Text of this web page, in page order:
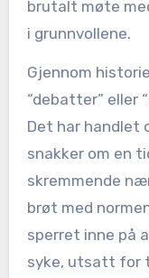
brutalt møte
i grunnvollene.
Gjennom
“debatter” eller
Det har handlet
snakker om en
skremmende
brøt med
sperret inne på
syke, utsatt for